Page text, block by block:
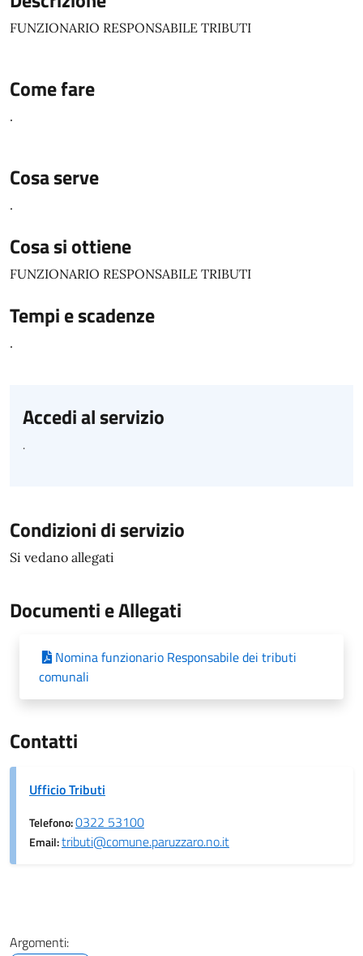
FUNZIONARIO RESPONSABILE TRIBUTI
Come fare
.
Cosa serve
.
Cosa si ottiene
FUNZIONARIO RESPONSABILE TRIBUTI
Tempi e scadenze
.
Accedi al servizio
.
Condizioni di servizio
Si vedano allegati
Documenti e Allegati
Nomina funzionario Responsabile dei tributi
comunali
Contatti
Ufficio Tributi
Telefono:0322 53100
Email:tributi@comune.paruzzaro.no.it
Argomenti: